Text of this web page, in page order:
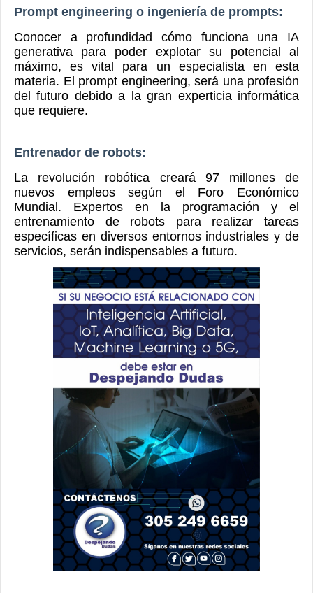
Prompt engineering o ingeniería de prompts:
Conocer a profundidad cómo funciona una IA
generativa para poder explotar su potencial al
máximo, es vital para un especialista en esta
materia. El prompt engineering, será una profesión
del futuro debido a la gran experticia informática
que requiere.
Entrenador de robots:
La revolución robótica creará 97 millones de
nuevos empleos según el Foro Económico
Mundial . Expertos en la programación y el
entrenamiento de robots para realizar tareas
específicas en diversos entornos industriales y de
servicios, serán indispensables a futuro.